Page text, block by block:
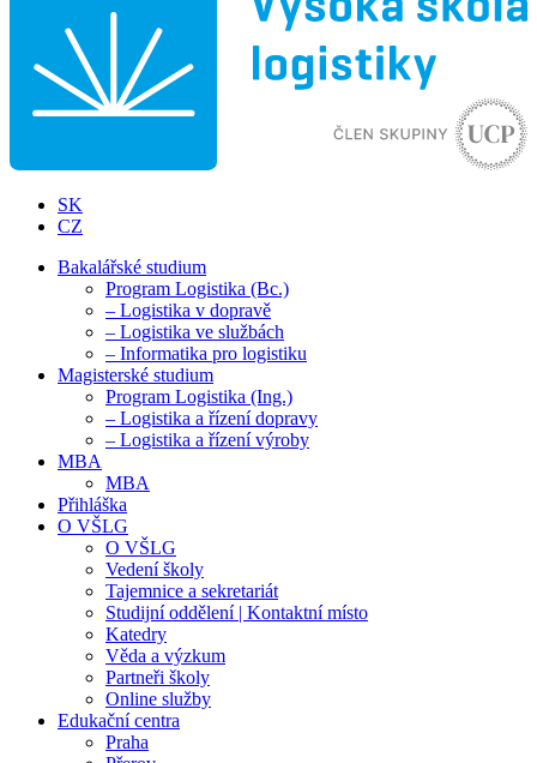
SK
CZ
Bakalářské studium
Program Logistika (Bc.)
– Logistika v dopravě
– Logistika ve službách
– Informatika pro logistiku
Magisterské studium
Program Logistika (Ing.)
– Logistika a řízení dopravy
– Logistika a řízení výroby
MBA
MBA
Přihláška
O VŠLG
O VŠLG
Vedení školy
Tajemnice a sekretariát
Studijní oddělení | Kontaktní místo
Katedry
Věda a výzkum
Partneři školy
Online služby
Edukační centra
Praha